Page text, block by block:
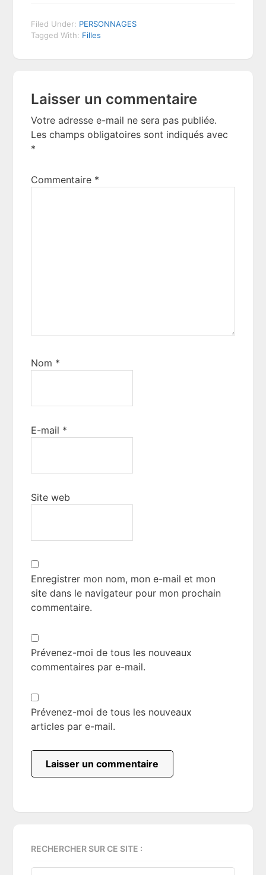
Filed Under: PERSONNAGES
Tagged With: Filles
Interactions
Laisser un commentaire
Votre adresse e-mail ne sera pas publiée.
Les champs obligatoires sont indiqués avec
*
Commentaire *
Nom *
E-mail *
Site web
Enregistrer mon nom, mon e-mail et mon
site dans le navigateur pour mon prochain
commentaire.
Prévenez-moi de tous les nouveaux
commentaires par e-mail.
Prévenez-moi de tous les nouveaux
articles par e-mail.
Sidebar
RECHERCHER SUR CE SITE :